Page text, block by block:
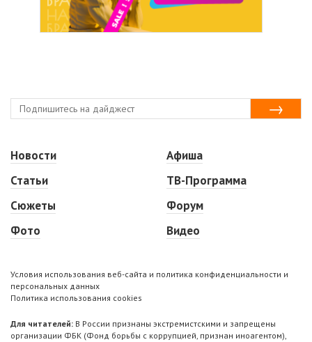
Новости
Статьи
Сюжеты
Фото
Афиша
ТВ-Программа
Форум
Видео
Условия использования веб-сайта и политика конфиденциальности и
персональных данных
Политика использования cookies
Для читателей: В России признаны экстремистскими и запрещены
организации ФБК (Фонд борьбы с коррупцией, признан иноагентом),